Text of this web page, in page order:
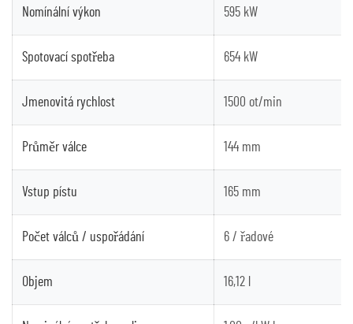
Nomínální výkon 595 kW
Spotovací spotřeba 654 kW
Jmenovitá rychlost 1500 ot/min
Průměr válce 144 mm
Vstup pístu 165 mm
Počet válců / uspořádání 6 / řadové
Objem 16,12 l